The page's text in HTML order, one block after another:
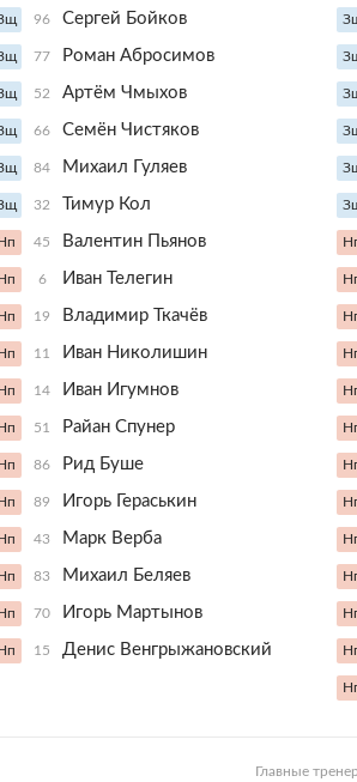
96 Сергей Бойков
77 Роман Абросимов
52 Артём Чмыхов
66 Семён Чистяков
84 Михаил Гуляев
32 Тимур Кол
45 Валентин Пьянов
6 Иван Телегин
19 Владимир Ткачёв
11 Иван Николишин
14 Иван Игумнов
51 Райан Спунер
86 Рид Буше
89 Игорь Гераськин
43 Марк Верба
83 Михаил Беляев
70 Игорь Мартынов
15 Денис Венгрыжановский
Главные